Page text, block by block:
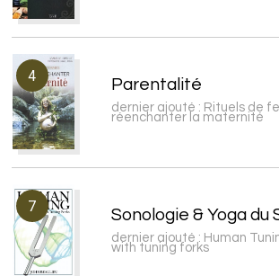
4 Parentalité
dernier ajouté : Rituels de
réenchanter la maternité
7 Sonologie & Yoga du
dernier ajouté : Human
with tuning forks